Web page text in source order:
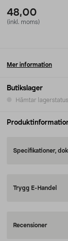
48,00
(inkl. moms)
Butikslager
Hämtar
Mer information
Specifikationer,
Trygg E-Handel
Recensioner